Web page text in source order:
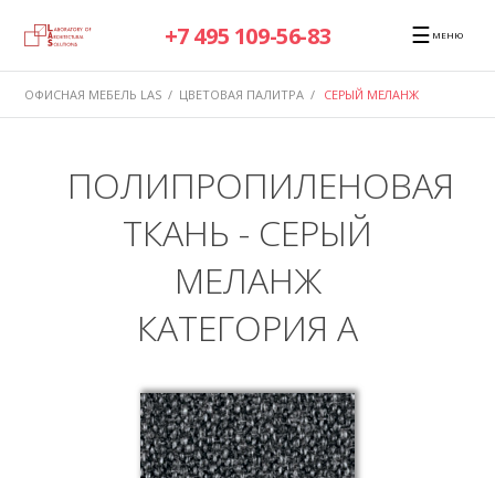
+7 495 109-56-83 ☰ МЕНЮ
ОФИСНАЯ МЕБЕЛЬ LAS / ЦВЕТОВАЯ ПАЛИТРА / СЕРЫЙ МЕЛАНЖ
ПОЛИПРОПИЛЕНОВАЯ
ТКАНЬ - СЕРЫЙ
МЕЛАНЖ
КАТЕГОРИЯ A